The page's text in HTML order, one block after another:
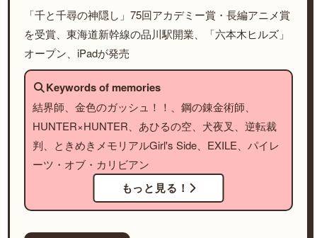
「千と千尋の神隠し」75回アカデミー賞・長編アニメ賞
を受賞、東海道新幹線の品川駅開業、「六本木ヒルズ」
オープン、iPadが発売
Keywords of memories
結界師、金色のガッシュ！！、鋼の錬金術師、
HUNTER×HUNTER、あひるの空、犬夜叉、逆転裁
判、ときめきメモリアルGirl's Side、EXILE、パイレ
ーツ・オブ・カリビアン
もっと見る！